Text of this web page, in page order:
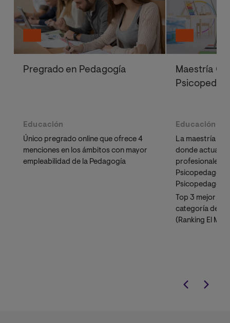
Pregrado en Pedagogía
Educación
Único pregrado online que ofrece 4
menciones en los ámbitos con mayor
empleabilidad de la Pedagogía
Maestría
Educación
La maestría
donde
profesionales
Top 3 mejor
categoría de
(Ranking El